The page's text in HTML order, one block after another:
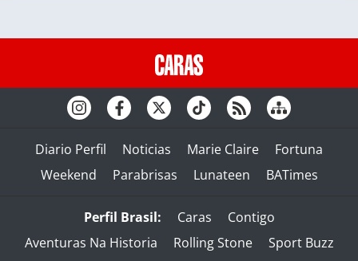
Diario Perfil Noticias Marie Claire
Fortuna
Weekend
Parabrisas Lunateen BATimes
Perfil Brasil: Caras
Contigo
Aventuras Na Historia
Rolling Stone
Sport Buzz